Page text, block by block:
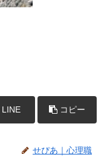
LINE コピー
せぴあ｜心理職